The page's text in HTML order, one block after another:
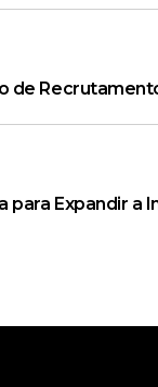
de
Expandir a